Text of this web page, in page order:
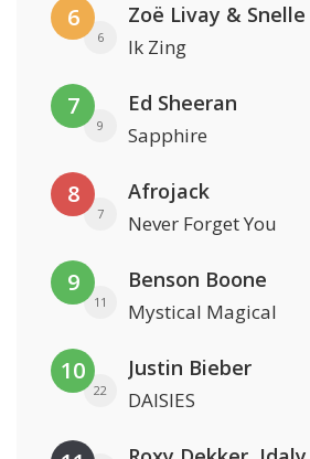
6
6
Zoë Livay & Snelle
Ik Zing
7
9
Ed Sheeran
Sapphire
8
7
Afrojack
Never Forget You
9
11
Benson Boone
Mystical Magical
10
22
Justin Bieber
DAISIES